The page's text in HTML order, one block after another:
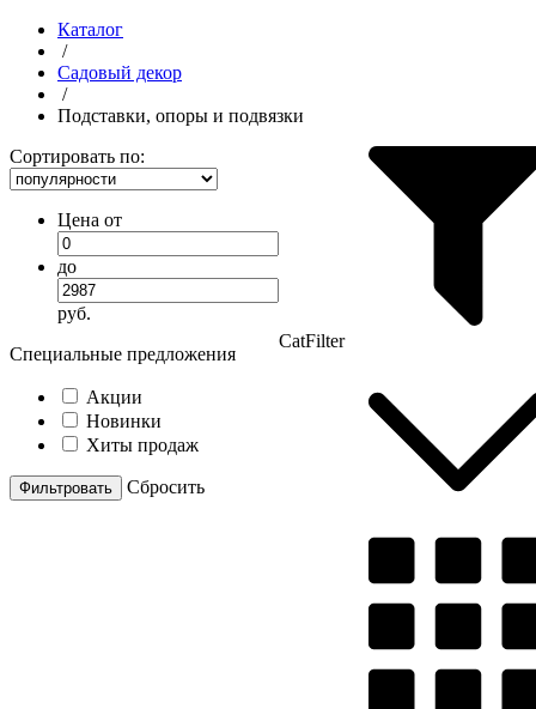
Каталог
/
Садовый декор
/
Подставки, опоры и подвязки
Сортировать по:
Цена от
до
руб.
Специальные предложения
Акции
Новинки
Хиты продаж
Cбросить
CatFilter